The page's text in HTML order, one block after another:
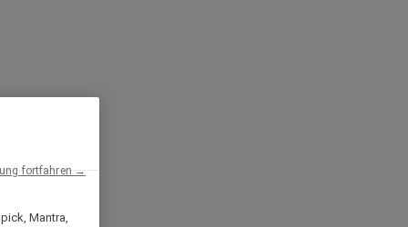
Mantra,
fortfahren →